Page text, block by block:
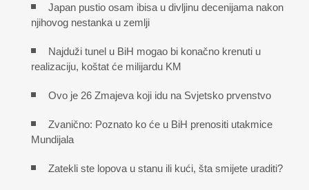
Japan pustio osam ibisa u divljinu decenijama nakon
njihovog nestanka u zemlji
Najduži tunel u BiH mogao bi konačno krenuti u
realizaciju, koštat će milijardu KM
Ovo je 26 Zmajeva koji idu na Svjetsko prvenstvo
Zvanično: Poznato ko će u BiH prenositi utakmice
Mundijala
Zatekli ste lopova u stanu ili kući, šta smijete uraditi?